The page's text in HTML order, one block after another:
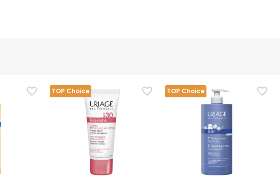
TOP Choice TOP Choice